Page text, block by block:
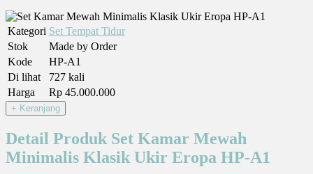
Kategori Set Tempat Tidur
Stok
Made by Order
Kode
HP-A1
Di lihat
727 kali
Harga
Rp 45.000.000
Detail Produk Set Kamar Mewah
Minimalis Klasik Ukir Eropa HP-A1